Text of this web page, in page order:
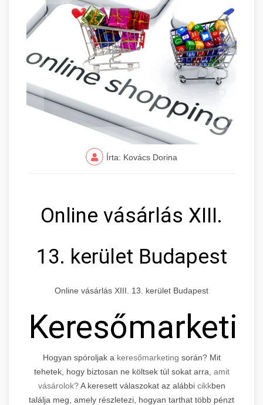
Írta: Kovács Dorina
Online vásárlás XIII.
13. kerület Budapest
Online vásárlás XIII. 13. kerület Budapest
Hogyan spóroljak a keresőmarketing során? Mit
tehetek, hogy biztosan ne költsek túl sokat arra, amit
vásárolok?A keresett válaszokat az alábbi cikkben
találja meg, amely részletezi, hogyan tarthat több pénzt